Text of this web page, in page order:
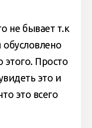
не бывает т.к
обусловлено
Просто
это и
это всего